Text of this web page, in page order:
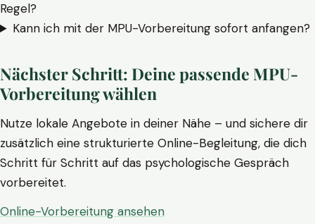
Regel?
Kann ich mit der MPU-Vorbereitung sofort anfangen?
Nächster Schritt: Deine passende MPU-
Vorbereitung wählen
Nutze lokale Angebote in deiner Nähe – und sichere dir
zusätzlich eine strukturierte Online-Begleitung, die dich
Schritt für Schritt auf das psychologische Gespräch
vorbereitet.
Online-Vorbereitung ansehen